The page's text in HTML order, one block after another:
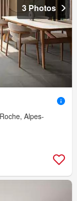
3 Photos
Alpes-